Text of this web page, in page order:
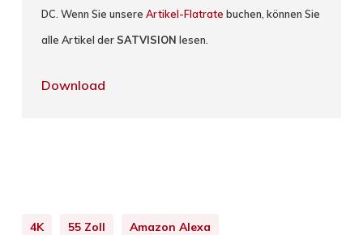
DC. Wenn Sie unsereArtikel-Flatrate buchen, können Sie
alle Artikel der SATVISION lesen.
Download
4K 55 Zoll Amazon Alexa